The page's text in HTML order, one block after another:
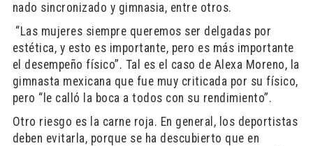
nado sincronizado y gimnasia, entre otros.
“Las mujeres siempre queremos ser delgadas por
estética, y esto es importante, pero es más importante
el desempeño físico”. Tal es el caso de Alexa Moreno, la
gimnasta mexicana que fue muy criticada por su físico,
pero “le calló la boca a todos con su rendimiento”.
Otro riesgo es la carne roja. En general, los deportistas
deben evitarla, porque se ha descubierto que en